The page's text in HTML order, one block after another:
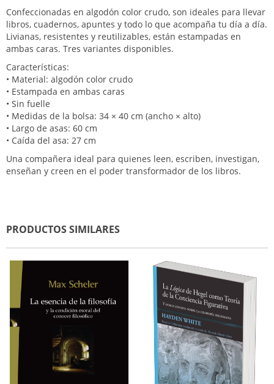
Confeccionadas en algodón color crudo, son ideales para llevar
libros, cuadernos, apuntes y todo lo que acompaña tu día a día.
Livianas, resistentes y reutilizables, están estampadas en
ambas caras. Tres variantes disponibles.
Características:
• Material: algodón color crudo
• Estampada en ambas caras
• Sin fuelle
• Medidas de la bolsa: 34 × 40 cm (ancho × alto)
• Largo de asas: 60 cm
• Caída del asa: 27 cm
Una compañera ideal para quienes leen, escriben, investigan,
enseñan y creen en el poder transformador de los libros.
PRODUCTOS SIMILARES